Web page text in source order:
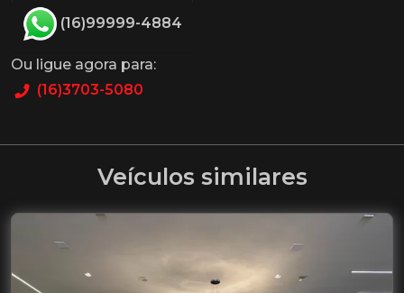
(16)99999-4884
Ou ligue agora para:
(16)3703-5080
Veículos similares